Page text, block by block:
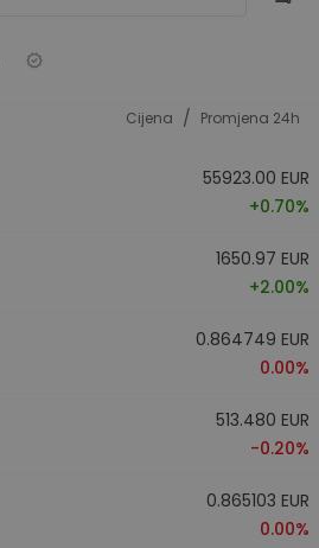
Cijena / Promjena 24h
55923.00 EUR
+0.70%
1650.97 EUR
+2.00%
0.864749 EUR
0.00%
513.480 EUR
-0.20%
0.865103 EUR
0.00%